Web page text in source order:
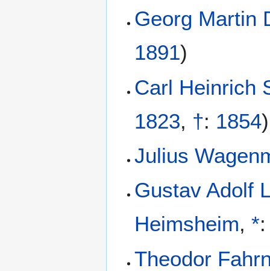
Georg Martin
1891)
Carl Heinrich
1823, †: 1854)
Julius
Gustav Adolf
Heimsheim,*
Theodor